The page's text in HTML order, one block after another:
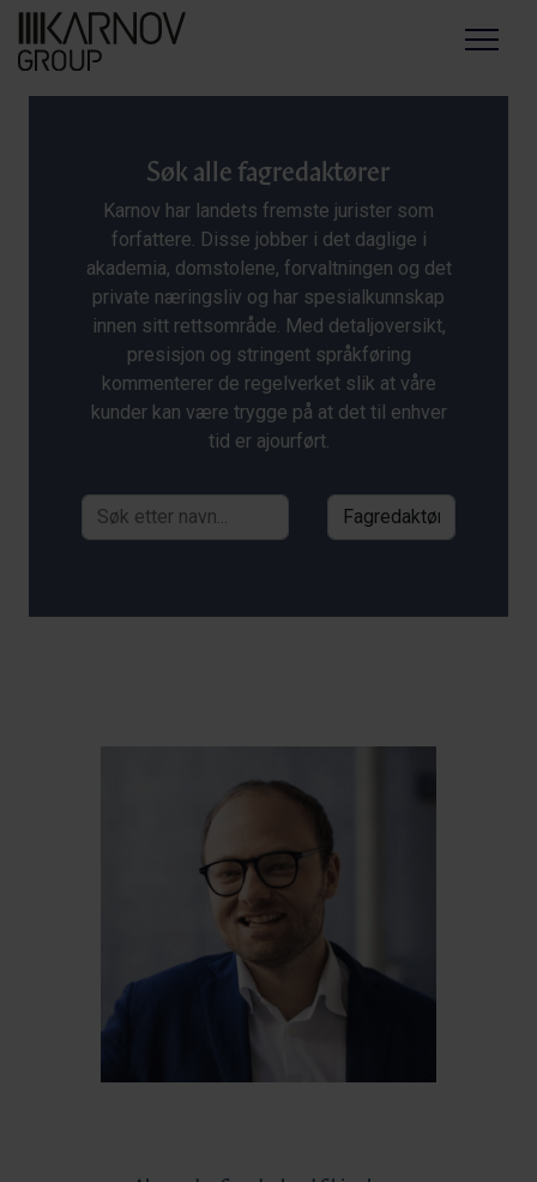
Menu
Søk alle fagredaktører
Karnov har landets fremste jurister som
forfattere. Disse jobber i det daglige i
akademia, domstolene, forvaltningen og det
private næringsliv og har spesialkunnskap
innen sitt rettsområde. Med detaljoversikt,
presisjon og stringent språkføring
kommenterer de regelverket slik at våre
kunder kan være trygge på at det til enhver
tid er ajourført.